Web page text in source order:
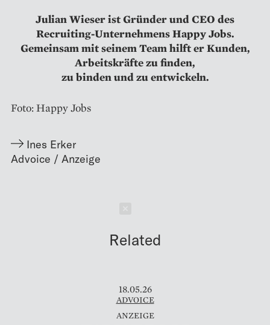
Julian Wieser ist Gründer und CEO des
Recruiting-Unternehmens Happy Jobs.
Gemeinsam mit seinem Team hilft er Kunden,
Arbeitskräfte zu finden,
zu binden und zu entwickeln.
Foto: Happy Jobs
Ines Erker
Related
18.05.26
ADVOICE